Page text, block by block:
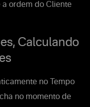
ordem do Cliente
Calculando
no Tempo
no momento de